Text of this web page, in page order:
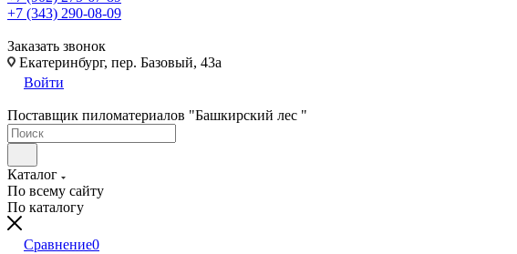
+7 (343) 290-08-09
Заказать звонок
Екатеринбург, пер. Базовый, 43а
Войти
Поставщик пиломатериалов "Башкирский лес "
Каталог
По всему сайту
По каталогу
Сравнение0